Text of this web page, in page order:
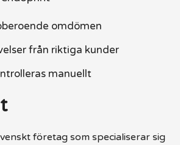
omdömen
från riktiga kunder
manuellt
företag som specialiserar sig